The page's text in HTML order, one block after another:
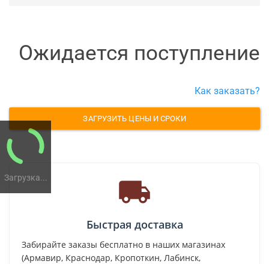
Загрузка...
Ожидается поступление
Как заказать?
ЗАГРУЗИТЬ ЦЕНЫ И СРОКИ
Быстрая доставка
Забирайте заказы бесплатно в наших магазинах
(Армавир, Краснодар, Кропоткин, Лабинск,